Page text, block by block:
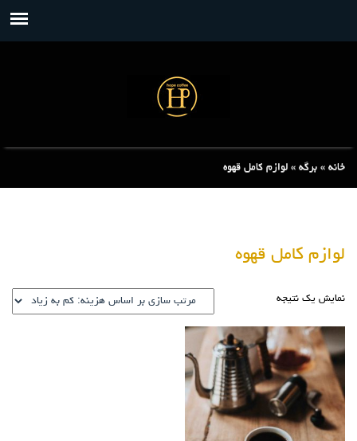
خانه » برگه » لوازم کامل قهوه
لوازم کامل قهوه
نمایش یک نتیجه